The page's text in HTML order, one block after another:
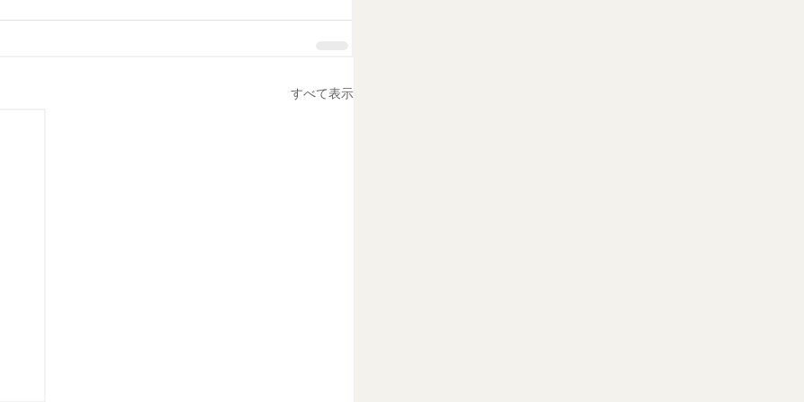
すべて表示